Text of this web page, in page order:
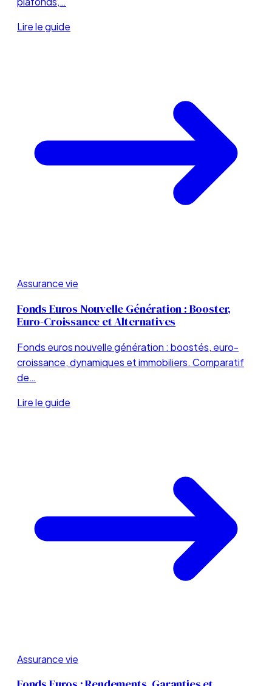
Lire le guide
Assurance vie
Fonds Euros Nouvelle Génération : Booster,
Euro-Croissance et Alternatives
Fonds euros nouvelle génération : boostés, euro-
croissance, dynamiques et immobiliers. Comparatif
de…
Lire le guide
Assurance vie